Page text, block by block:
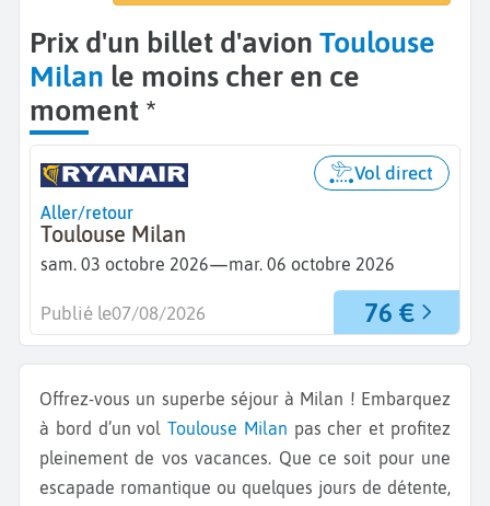
Prix d'un billet d'avion Toulouse
Milan le moins cher en ce
moment *
Aller/retour
Toulouse Milan
sam. 03 octobre 2026—mar. 06 octobre 2026
Vol direct
76 €
Publié le07/08/2026
Offrez-vous un superbe séjour à Milan ! Embarquez
à bord d’un volToulouse Milan pas cher et profitez
pleinement de vos vacances. Que ce soit pour une
escapade romantique ou quelques jours de détente,